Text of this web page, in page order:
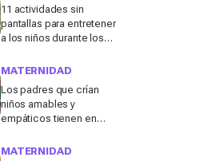
expertos
11 actividades sin
pantallas para entretener
a los niños durante los
coche, tren o avión
MATERNIDAD
Los padres que crían
niños amables y
empáticos tienen en
según un experto en
MATERNIDAD